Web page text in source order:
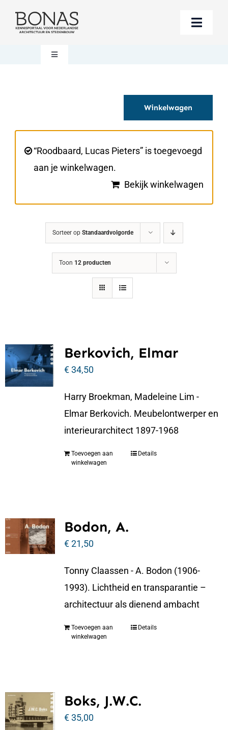
naar
Toggle
Berichten
Steun BONAS
Toggle
Winkelwagen
Winkelwagen
“Roodbaard, Lucas Pieters” is toegevoegd
aan je winkelwagen.
Bekijk winkelwagen
Sorteer op Standaardvolgorde
Toon 12 producten
Berkovich, Elmar
€34,50
Harry Broekman, Madeleine Lim -
Elmar Berkovich. Meubelontwerper en
interieurarchitect 1897-1968
Toevoegen aan
winkelwagen
Details
Bodon, A.
€21,50
Tonny Claassen - A. Bodon (1906-
1993). Lichtheid en transparantie –
architectuur als dienend ambacht
Toevoegen aan
winkelwagen
Details
Boks, J.W.C.
€35,00